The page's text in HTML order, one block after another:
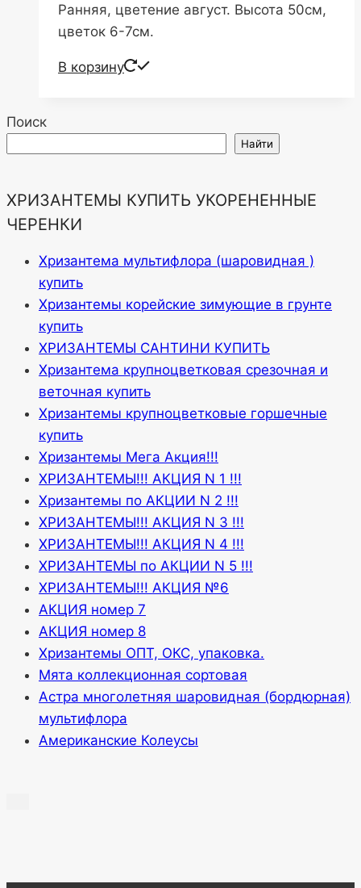
Ранняя, цветение август. Высота 50см,
цветок 6-7см.
В корзину
Поиск
Найти
ХРИЗАНТЕМЫ КУПИТЬ УКОРЕНЕННЫЕ
ЧЕРЕНКИ
Хризантема мультифлора (шаровидная )
купить
Хризантемы корейские зимующие в грунте
купить
ХРИЗАНТЕМЫ САНТИНИ КУПИТЬ
Хризантема крупноцветковая срезочная и
веточная купить
Хризантемы крупноцветковые горшечные
купить
Хризантемы Мега Акция!!!
ХРИЗАНТЕМЫ!!! АКЦИЯ N 1 !!!
Хризантемы по АКЦИИ N 2 !!!
ХРИЗАНТЕМЫ!!! АКЦИЯ N 3 !!!
ХРИЗАНТЕМЫ!!! АКЦИЯ N 4 !!!
ХРИЗАНТЕМЫ по АКЦИИ N 5 !!!
ХРИЗАНТЕМЫ!!! АКЦИЯ №6
АКЦИЯ номер 7
АКЦИЯ номер 8
Хризантемы ОПТ, ОКС, упаковка.
Мята коллекционная сортовая
Астра многолетняя шаровидная (бордюрная)
мультифлора
Американские Колеусы